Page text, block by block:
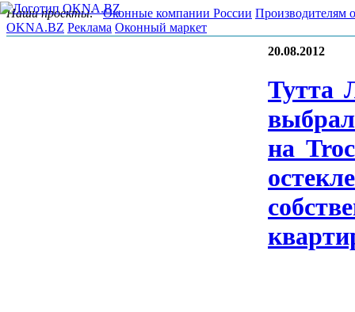
Наши проекты:Оконные компании России Производителям
OKNA.BZ Реклама Оконный маркет
20.08.2012
Тут­та
на